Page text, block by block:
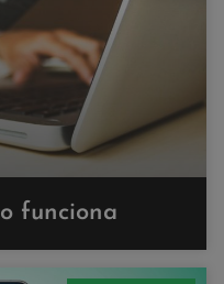
funciona